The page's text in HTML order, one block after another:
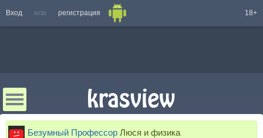
Вход или регистрация 18+
Безумный Профессор Люся и физика